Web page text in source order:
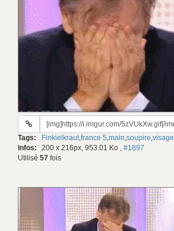
URL
gif:
Tags: Finkielkraut,france 5,main,soupire,visage
Infos: 200 x 216px, 953.01 Ko , #1897
Utilisé 57 fois